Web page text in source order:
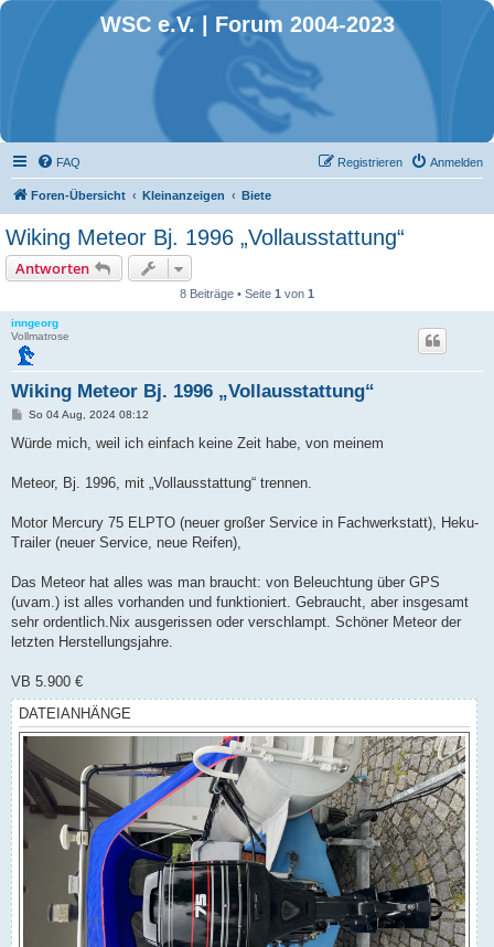
WSC e.V. | Forum 2004-2023
FAQ Anmelden
Registrieren
Foren-Übersicht Kleinanzeigen Biete
Wiking Meteor Bj. 1996 „Vollausstattung“
Antworten
8 Beiträge • Seite 1 von 1
inngeorg
Vollmatrose
Wiking Meteor Bj. 1996 „Vollausstattung“
B
i
a
So 04 Aug, 2024 08:12
Würde mich, weil ich einfach keine Zeit habe, von meinem
Meteor, Bj. 1996, mit „Vollausstattung“ trennen.
Motor Mercury 75 ELPTO (neuer großer Service in Fachwerkstatt), Heku-
Trailer (neuer Service, neue Reifen),
Das Meteor hat alles was man braucht: von Beleuchtung über GPS
(uvam.) ist alles vorhanden und funktioniert. Gebraucht, aber insgesamt
sehr ordentlich.Nix ausgerissen oder verschlampt. Schöner Meteor der
letzten Herstellungsjahre.
VB 5.900 €
DATEIANHÄNGE